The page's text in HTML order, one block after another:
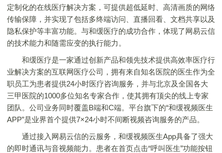
定制化的在线医疗解决方案，可提供超低延时、高清画质的网络
传输保障，并实现了包括多终端访问、直播回看、文档共享以及
隐私保护等丰富功能。与和缓医疗的成功合作，体现了网易云信
的技术能力和随需应变的执行能力。
和缓医疗是一家通过创新产品和领先技术提供高效率医疗行
业解决方案的互联网医疗公司，拥有来自知名医院的医生作为全
职员工为患者提供24小时医疗咨询服务，并与北京及全国各大
三甲医院的1000多位知名专家合作，使其拥有顶尖的线上专家
团队。公司业务同时覆盖B端和C端。平台旗下的“和缓视频医生
APP”是业界首个提供7×24小时不间断视频咨询服务的产品。
通过接入网易云信的云服务，和缓视频医生App具备了强大
的即时通讯与音视频能力。患者在首页点击“呼叫医生”功能按钮